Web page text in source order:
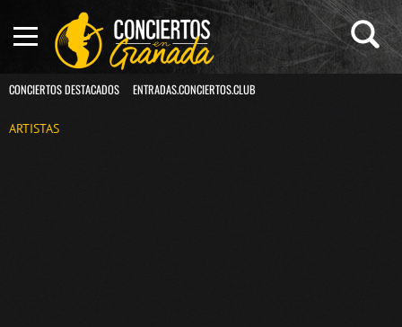
CONCIERTOS DESTACADOS ENTRADAS.CONCIERTOS.CLUB
ARTISTAS